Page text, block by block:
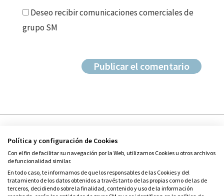
Deseo recibir comunicaciones comerciales de
grupo SM
Política y configuración de Cookies
Con el fin de facilitar su navegación por la Web, utilizamos Cookies u otros archivos
de funcionalidad similar.
En todo caso, te informamos de que los responsables de las Cookies y del
tratamiento de los datos obtenidos a través tanto de las propias como de las de
terceros, decidiendo sobre la finalidad, contenido y uso de la información
© Grupo SM